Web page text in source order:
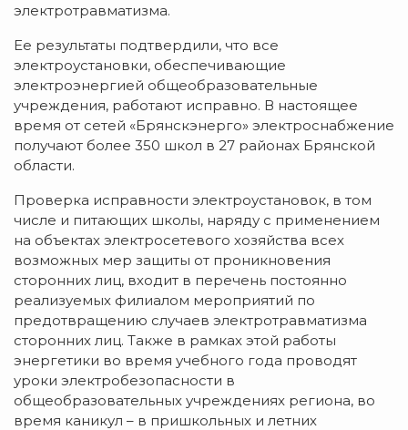
электротравматизма.
Ее результаты подтвердили, что все
электроустановки, обеспечивающие
электроэнергией общеобразовательные
учреждения, работают исправно. В настоящее
время от сетей «Брянскэнерго» электроснабжение
получают более 350 школ в 27 районах Брянской
области.
Проверка исправности электроустановок, в том
числе и питающих школы, наряду с применением
на объектах электросетевого хозяйства всех
возможных мер защиты от проникновения
сторонних лиц, входит в перечень постоянно
реализуемых филиалом мероприятий по
предотвращению случаев электротравматизма
сторонних лиц. Также в рамках этой работы
энергетики во время учебного года проводят
уроки электробезопасности в
общеобразовательных учреждениях региона, во
время каникул – в пришкольных и летних